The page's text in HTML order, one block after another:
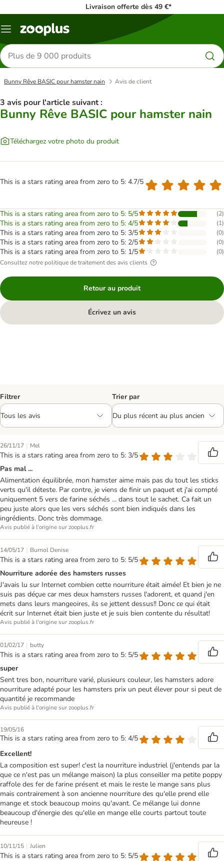
Livraison offerte dès 49 €*
Menu
Rechercher
des
produits
Bunny Rêve BASIC pour hamster nain Avis de client
3 avis pour l'article suivant :
Bunny Rêve BASIC pour hamster nain
Téléchargez votre photo du produit
This is a stars rating area from zero to 5: 4.7/5
This is a stars rating area from zero to 5: 5/5 (2)
This is a stars rating area from zero to 5: 4/5 (1)
This is a stars rating area from zero to 5: 3/5 (0)
This is a stars rating area from zero to 5: 2/5 (0)
This is a stars rating area from zero to 5: 1/5 (0)
Consultez notre politique de traitement des avis clients
Retour au produit
Écrivez un avis
Filtrer Trier par
26/11/17 | Mel
This is a stars rating area from zero to 5: 3/5
Pas mal ...
Alimentation équilibrée, mon hamster aime mais pas du tout les sticks
verts qu'il déteste. Par contre, je viens de finir un paquet et j'ai compté
uniquement 5 vers de farine séchés ... dans tout le sachet. Ca fait un
peu juste alors que les vers séchés sont bien indiqués dans les
ingrédients. Donc très dommage.
Avis publié à l'origine sur zooplus.fr
14/05/17 | Burnol Denise
This is a stars rating area from zero to 5: 5/5
Nourriture adorée des hamsters russes
J'avais lu sur Internet combien cette nourriture était aimée! Et bien je ne
suis pas déçue car mes deux hamsters russes l'adorent, et quand j'en
mets dans leurs mangeoires, ils se jettent dessus!! Donc ce qui était
écrit sur Internet était bien juste et je suis bien contente du résultat!
Avis publié à l'origine sur zooplus.fr
01/02/17 | butty
This is a stars rating area from zero to 5: 5/5
super
Sent tres bon, nourriture varié, plusieurs couleur, les hamsters adore
nourriture adapté pour les hamsters prix un peut élever pour si peut de
quantité je recommande
Avis publié à l'origine sur zooplus.fr
19/05/16
This is a stars rating area from zero to 5: 4/5
Excellent!
La composition est super! c'est la nourriture industriel (j'entends par la
que ce n'est pas un mélange maison) la plus conseiller ma petite poppy
raffole des fer de farine présent et mais le reste le mange sans plus
mais contrairement à son ancienne nourriture des qu'elle prend elle
mange et stock beaucoup moins qu'avant. Ce mélange lui donne
beaucoup d'énergie des qu'elle en mange elle courts partout toute
heureuse !
10/11/15 | Julien
This is a stars rating area from zero to 5: 5/5